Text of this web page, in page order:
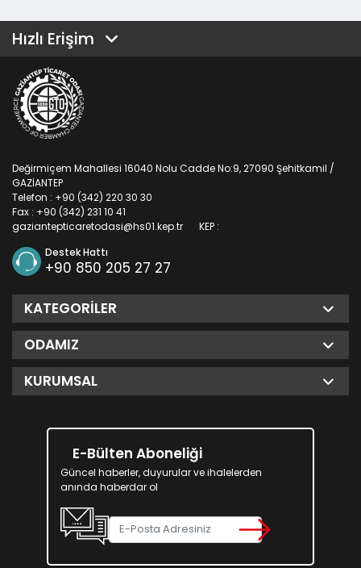
Hızlı Erişim
Değirmiçem Mahallesi 16040 Nolu Cadde No:9, 27090 Şehitkamil /
GAZİANTEP
Telefon : +90 (342) 220 30 30
Fax : +90 (342) 231 10 41
KEP :
gaziantepticaretodasi@hs01.kep.tr
Destek Hattı
+90 850 205 27 27
KATEGORILER
ODAMIZ
KURUMSAL
E-Bülten Aboneliği
Güncel haberler, duyurular ve ihalelerden
anında haberdar ol